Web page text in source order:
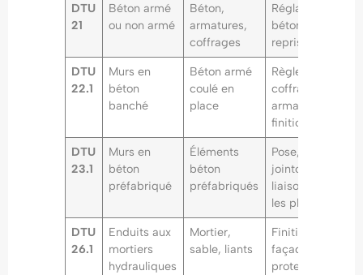
DTU
21
Béton armé
ou non armé
Béton,
armatures,
coffrages
Réglage du
bétonnage,
reprise, cure
DTU
22.1
Murs en
béton
banché
Béton armé
coulé en
place
Règles sur le
coffrage,
armatures et
finition
DTU
23.1
Murs en
béton
préfabriqué
Éléments
béton
préfabriqués
Pose,
jointoiement,
liaison avec
les planchers
DTU
26.1
Enduits aux
mortiers
hydrauliques
Mortier,
sable, liants
Finition des
façades,
protection